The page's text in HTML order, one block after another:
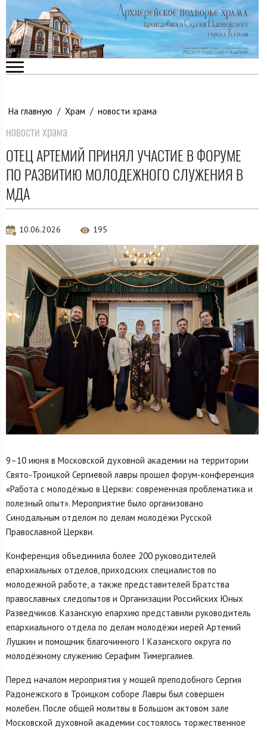
На главную / Храм / новости храма
новости храма
ОТЕЦ АРТЕМИЙ ПРИНЯЛ УЧАСТИЕ В ФОРУМЕ
ПО РАЗВИТИЮ МОЛОДЕЖНОГО СЛУЖЕНИЯ В
МДА
10.06.2026 195
9–10 июня в Московской духовной академии на территории
Свято-Троицкой Сергиевой лавры прошел форум-конференция
«Работа с молодёжью в Церкви: современная проблематика и
полезный опыт». Мероприятие было организовано
Синодальным отделом по делам молодёжи Русской
Православной Церкви.
Конференция объединила более 200 руководителей
епархиальных отделов, приходских специалистов по
молодежной работе, а также представителей Братства
православных следопытов и Организации Российских Юных
Разведчиков. Казанскую епархию представили руководитель
епархиального отдела по делам молодёжи иерей Артемий
Лушкин и помощник благочинного I Казанского округа по
молодёжному служению Серафим Тимергалиев.
Перед началом мероприятия у мощей преподобного Сергия
Радонежского в Троицком соборе Лавры был совершен
молебен. После общей молитвы в Большом актовом зале
Московской духовной академии состоялось торжественное